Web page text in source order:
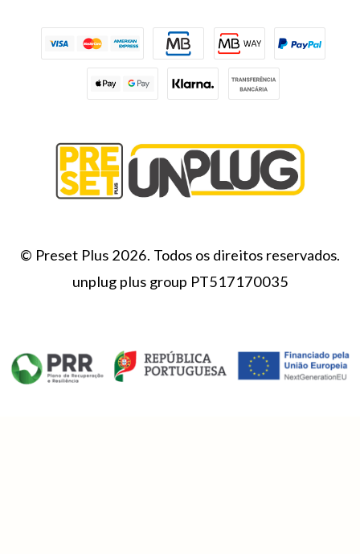
© Preset Plus 2026. Todos os direitos reservados.
unplug plus group PT517170035